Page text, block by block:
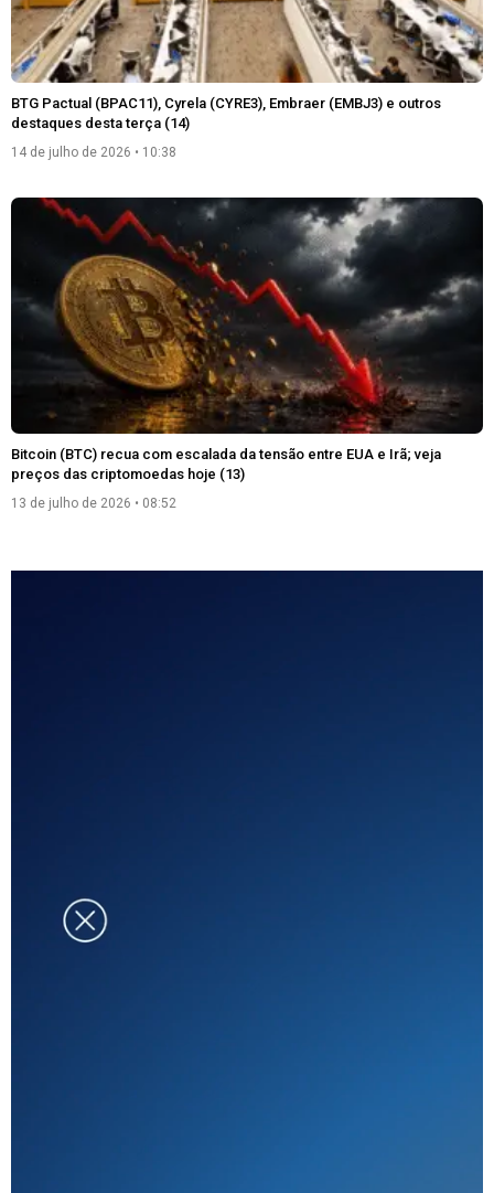
BTG Pactual (BPAC11), Cyrela (CYRE3), Embraer (EMBJ3) e outros
destaques desta terça (14)
14 de julho de 2026 10:38
Bitcoin (BTC) recua com escalada da tensão entre EUA e Irã; veja
preços das criptomoedas hoje (13)
13 de julho de 2026 08:52